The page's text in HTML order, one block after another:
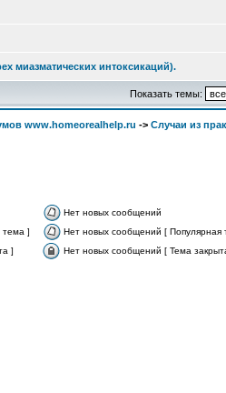
миазматических интоксикаций).
Показать темы:
www.homeorealhelp.ru -> Случаи из
Нет новых сообщений
тема ]
Нет новых сообщений [ Популярная
]
Нет новых сообщений [ Тема